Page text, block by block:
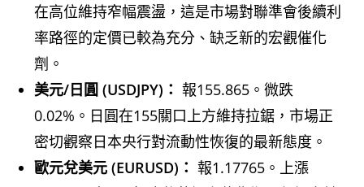
在高位維持窄幅震盪，這是市場對聯準會後續利
率路徑的定價已較為充分、缺乏新的宏觀催化
劑。
美元/日圓 (USDJPY)： 報155.865。微跌
0.02%。日圓在155關口上方維持拉鋸，市場正
密切觀察日本央行對流動性恢復的最新態度。
歐元兌美元 (EURUSD)： 報1.17765。上漲